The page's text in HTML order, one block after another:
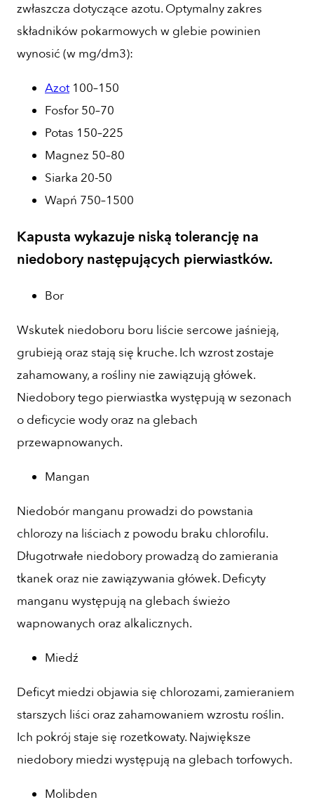
zwłaszcza dotyczące azotu. Optymalny zakres
składników pokarmowych w glebie powinien
wynosić (w mg/dm3):
Azot100–150
Fosfor 50–70
Potas 150–225
Magnez 50–80
Siarka 20-50
Wapń 750–1500
Kapusta wykazuje niską tolerancję na
niedobory następujących pierwiastków.
Bor
Wskutek niedoboru boru liście sercowe jaśnieją,
grubieją oraz stają się kruche. Ich wzrost zostaje
zahamowany, a rośliny nie zawiązują główek.
Niedobory tego pierwiastka występują w sezonach
o deficycie wody oraz na glebach
przewapnowanych.
Mangan
Niedobór manganu prowadzi do powstania
chlorozy na liściach z powodu braku chlorofilu.
Długotrwałe niedobory prowadzą do zamierania
tkanek oraz nie zawiązywania główek. Deficyty
manganu występują na glebach świeżo
wapnowanych oraz alkalicznych.
Miedź
Deficyt miedzi objawia się chlorozami, zamieraniem
starszych liści oraz zahamowaniem wzrostu roślin.
Ich pokrój staje się rozetkowaty. Największe
niedobory miedzi występują na glebach torfowych.
Molibden